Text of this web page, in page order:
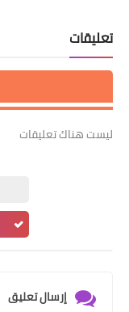
تعليقات
ليست هناك تعليقات
إرسال تعليق